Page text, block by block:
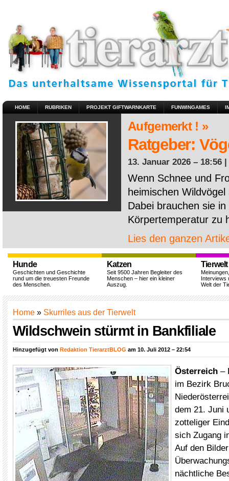
HOME RUBRIKEN PROJEKT GIFTWARNKARTE FUNWINGAMES
Aufgemerkt ! »
Ratgeber:
13. Januar 2026 – 18:56 |
Wenn Schnee und
heimischen
Dabei brauchen sie
Körpertemperatur zu
Lies den ganzen
Hunde
Geschichten und Geschichte
rund um die treuesten Freunde
des Menschen.
Katzen
Seit 9500 Jahren Begleiter des
Menschen – hier ein kleiner
Auszug.
Tierwelt
Interviews
Welt der
Home » Skurriles aus der Tierwelt
Wildschwein stürmt in Bankfiliale
Hinzugefügt von Redaktion TierarztBLOG am 10. Juli 2012 – 22:54
Österreich –
im Bezirk
dem 21. Juni
zotteliger
sich Zugang
Auf den
nächtliche